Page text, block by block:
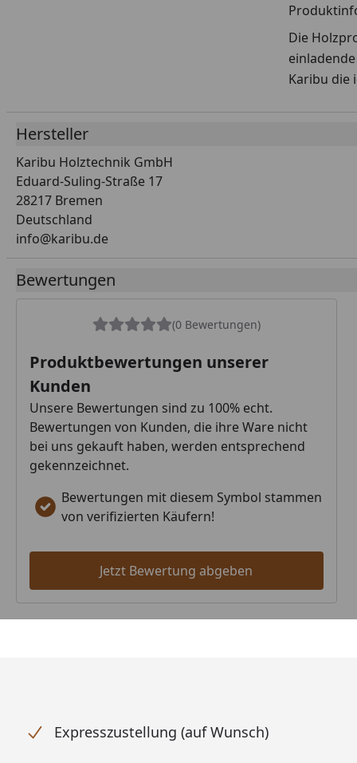
Die
Karibu die
Hersteller
Karibu Holztechnik GmbH
Eduard-Suling-Straße 17
28217 Bremen
Deutschland
info@karibu.de
Bewertungen
(0 Bewertungen)
Produktbewertungen unserer
Kunden
Unsere Bewertungen sind zu 100% echt.
Bewertungen von Kunden, die ihre Ware nicht
bei uns gekauft haben, werden entsprechend
gekennzeichnet.
Bewertungen mit diesem Symbol stammen
von verifizierten Käufern!
Jetzt Bewertung abgeben
Expresszustellung (auf Wunsch)